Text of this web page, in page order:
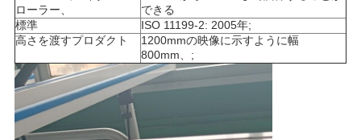
用
を
要
求
ローラー、
できる
標準
ISO 11199-2: 2005年;
高さを渡すプロダクト
1200mmの映像に示すように幅
800mm、;